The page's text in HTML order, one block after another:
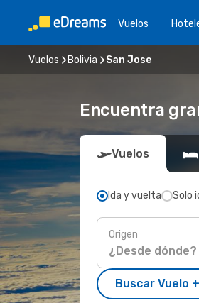
Vuelos
Vuelos Bolivia San Jose
Encuentra
Vuelos
Ida y vuelta Solo
Origen
Buscar Vuelo